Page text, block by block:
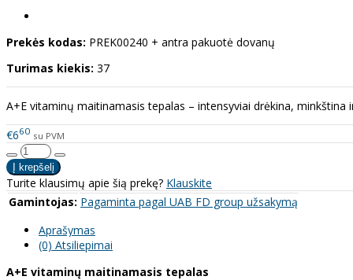
Prekės kodas: PREK00240 + antra pakuotė dovanų
Turimas kiekis: 37
A+E vitaminų maitinamasis tepalas – intensyviai drėkina,
€660 su PVM
Turite klausimų apie šią prekę? Klauskite
Gamintojas: Pagaminta pagal UAB FD group užsakymą
Aprašymas
(0) Atsiliepimai
A+E vitaminų maitinamasis tepalas